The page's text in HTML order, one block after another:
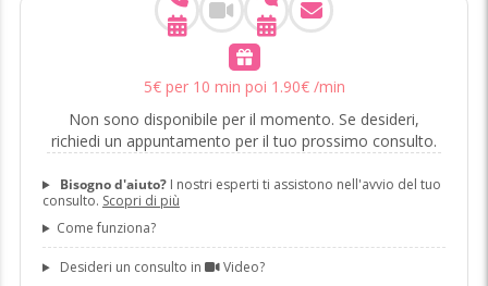
5€per 10 min poi 1 .90€/min
Non sono disponibile per il momento. Se desideri,
richiedi un appuntamento per il tuo prossimo consulto.
Bisogno d'aiuto?I nostri esperti ti assistono nell'avvio del tuo
consulto. Scopri di più
Come funziona?
Desideri un consulto in Video?